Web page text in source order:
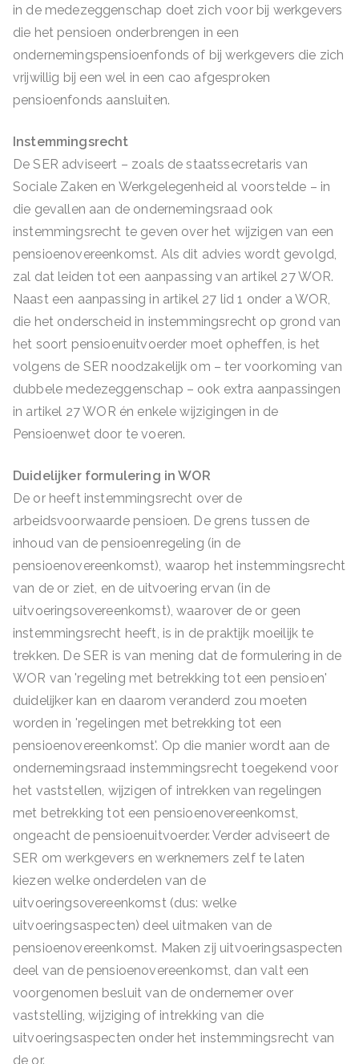
in de medezeggenschap doet zich voor bij werkgevers
die het pensioen onderbrengen in een
ondernemingspensioenfonds of bij werkgevers die zich
vrijwillig bij een wel in een cao afgesproken
pensioenfonds aansluiten.
Instemmingsrecht
De SER adviseert – zoals de staatssecretaris van
Sociale Zaken en Werkgelegenheid al voorstelde – in
die gevallen aan de ondernemingsraad ook
instemmingsrecht te geven over het wijzigen van een
pensioenovereenkomst. Als dit advies wordt gevolgd,
zal dat leiden tot een aanpassing van artikel 27 WOR.
Naast een aanpassing in artikel 27 lid 1 onder a WOR,
die het onderscheid in instemmingsrecht op grond van
het soort pensioenuitvoerder moet opheffen, is het
volgens de SER noodzakelijk om – ter voorkoming van
dubbele medezeggenschap – ook extra aanpassingen
in artikel 27 WOR én enkele wijzigingen in de
Pensioenwet door te voeren.
Duidelijker formulering in WOR
De or heeft instemmingsrecht over de
arbeidsvoorwaarde pensioen. De grens tussen de
inhoud van de pensioenregeling (in de
pensioenovereenkomst), waarop het instemmingsrecht
van de or ziet, en de uitvoering ervan (in de
uitvoeringsovereenkomst), waarover de or geen
instemmingsrecht heeft, is in de praktijk moeilijk te
trekken. De SER is van mening dat de formulering in de
WOR van 'regeling met betrekking tot een pensioen'
duidelijker kan en daarom veranderd zou moeten
worden in 'regelingen met betrekking tot een
pensioenovereenkomst'. Op die manier wordt aan de
ondernemingsraad instemmingsrecht toegekend voor
het vaststellen, wijzigen of intrekken van regelingen
met betrekking tot een pensioenovereenkomst,
ongeacht de pensioenuitvoerder. Verder adviseert de
SER om werkgevers en werknemers zelf te laten
kiezen welke onderdelen van de
uitvoeringsovereenkomst (dus: welke
uitvoeringsaspecten) deel uitmaken van de
pensioenovereenkomst. Maken zij uitvoeringsaspecten
deel van de pensioenovereenkomst, dan valt een
voorgenomen besluit van de ondernemer over
vaststelling, wijziging of intrekking van die
uitvoeringsaspecten onder het instemmingsrecht van
de or.